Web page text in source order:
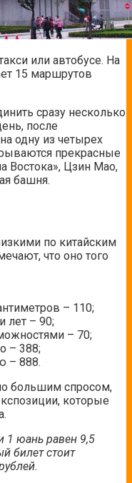
или автобусе. На
15 маршрутов
сразу несколько
после
одну из четырех
прекрасные
Востока», Цзин Мао,
башня.
по китайским
что оно того
– 110;
лет – 90;
– 70;
– 388;
– 888.
большим спросом,
которые
1 юань равен 9,5
билет стоит